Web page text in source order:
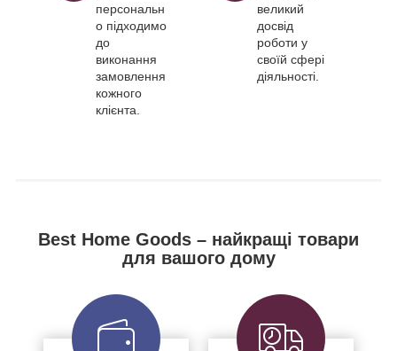
персональн
о підходимо
до
виконання
замовлення
кожного
клієнта.
великий
досвід
роботи у
своїй сфері
діяльності.
Best Home Goods – найкращі товари
для вашого дому